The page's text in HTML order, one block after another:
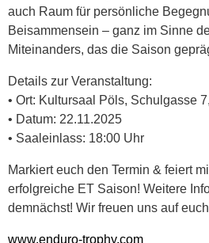
auch Raum für persönliche
Beisammensein – ganz im Sinne
Miteinanders, das die Saison
Details zur Veranstaltung:
• Ort: Kultursaal Pöls, Schulgasse
• Datum: 22.11.2025
• Saaleinlass: 18:00 Uhr
Markiert euch den Termin & feiert
erfolgreiche ET Saison! Weitere
demnächst! Wir freuen uns auf
www.enduro-trophy.com